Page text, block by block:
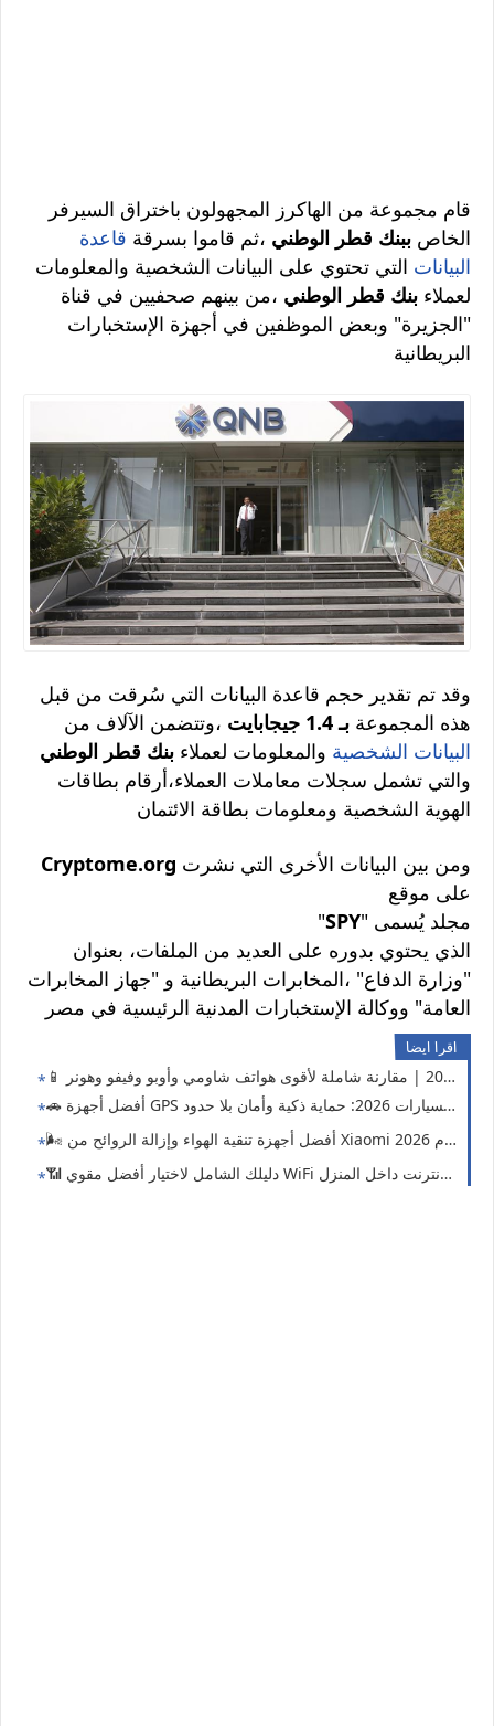
قام مجموعة من الهاكرز المجهولون باختراق السيرفر
الخاص ببنك قطر الوطني ،ثم قاموا بسرقة قاعدة
البيانات التي تحتوي على البيانات الشخصية والمعلومات
لعملاء بنك قطر الوطني ،من بينهم صحفيين في قناة
"الجزيرة" وبعض الموظفين في أجهزة الإستخبارات
البريطانية
وقد تم تقدير حجم قاعدة البيانات التي سُرقت من قبل
هذه المجموعة بـ 1.4 جيجابايت
،وتتضمن الآلاف من
البيانات الشخصية والمعلومات لعملاء بنك قطر الوطني
والتي تشمل سجلات معاملات العملاء،أرقام بطاقات
الهوية الشخصية ومعلومات بطاقة الائتمان
Cryptome.org
على موقع
"SPY " مجلد يُسمى
الذي يحتوي بدوره على العديد من الملفات، بعنوان
"وزارة الدفاع" ،المخابرات البريطانية و "جهاز المخابرات
العامة" ووكالة الإستخبارات المدنية الرئيسية في مصر
اقرا ايضا